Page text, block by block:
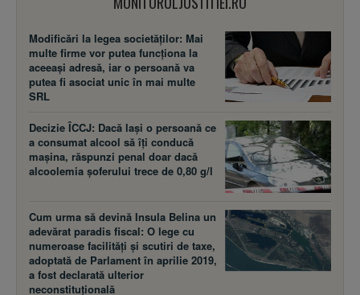
Modificări la legea societăţilor: Mai
multe firme vor putea funcţiona la
aceeaşi adresă, iar o persoană va
putea fi asociat unic în mai multe
SRL
Decizie ÎCCJ: Dacă laşi o persoană ce
a consumat alcool să îţi conducă
maşina, răspunzi penal doar dacă
alcoolemia şoferului trece de 0,80 g/l
Cum urma să devină Insula Belina un
adevărat paradis fiscal: O lege cu
numeroase facilităţi şi scutiri de taxe,
adoptată de Parlament în aprilie 2019,
a fost declarată ulterior
neconstituţională